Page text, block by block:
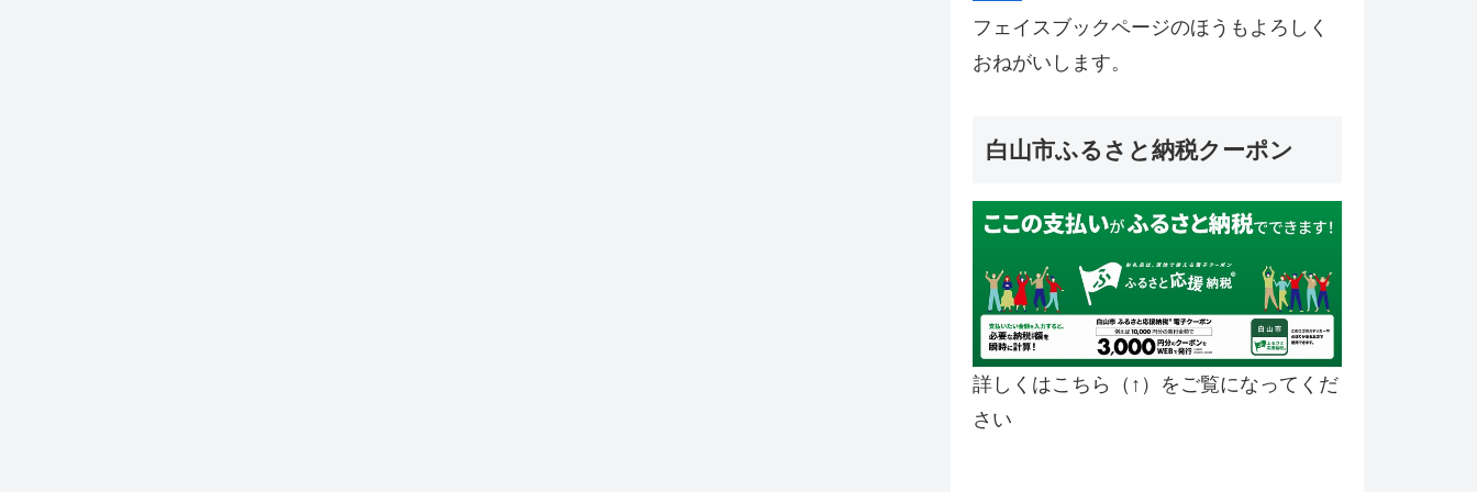
フェイスブックページのほうもよろしく
おねがいします。
白山市ふるさと納税クーポン
詳しくはこちら（↑）をご覧になってくだ
さい